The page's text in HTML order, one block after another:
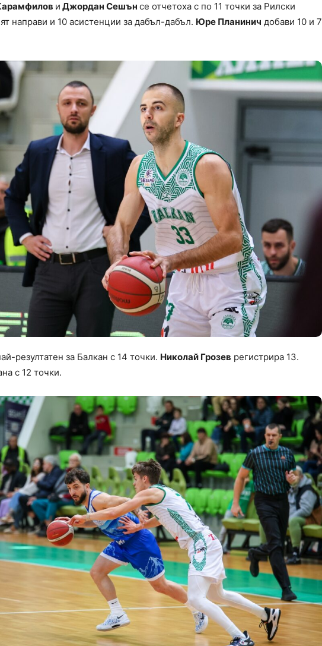
и Джордан Сешън се отчетоха с по 11 точки за Рилски
направи и 10 асистенции за дабъл-дабъл. Юре Планинич добави 10 и 7
резултатен за Балкан с 14 точки. Николай Грозев регистрира 13.
с 12 точки.